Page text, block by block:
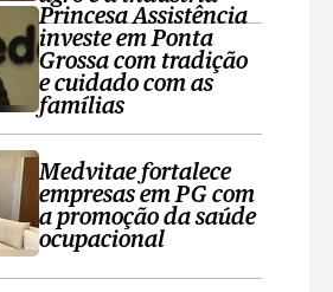
Princesa Assistência
investe em Ponta
Grossa com tradição
e cuidado com as
famílias
Medvitae fortalece
empresas em PG com
a promoção da saúde
ocupacional